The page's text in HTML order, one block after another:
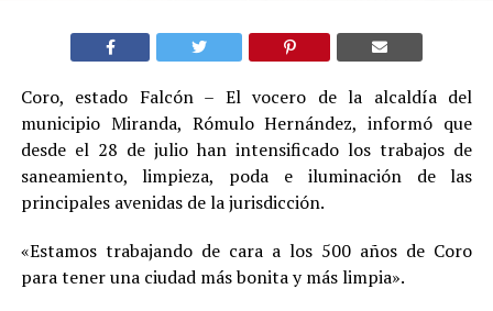
Coro, estado Falcón – El vocero de la alcaldía del
municipio Miranda, Rómulo Hernández, informó que
desde el 28 de julio han intensificado los trabajos de
saneamiento, limpieza, poda e iluminación de las
principales avenidas de la jurisdicción.
«Estamos trabajando de cara a los 500 años de Coro
para tener una ciudad más bonita y más limpia».